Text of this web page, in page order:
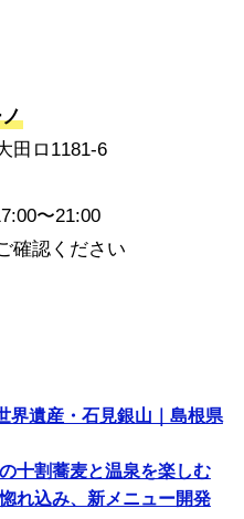
田ロ1181-6
〜21:00
確認ください
界遺産・石見銀山｜島根県
十割蕎麦と温泉を楽しむ
れ込み、新メニュー開発